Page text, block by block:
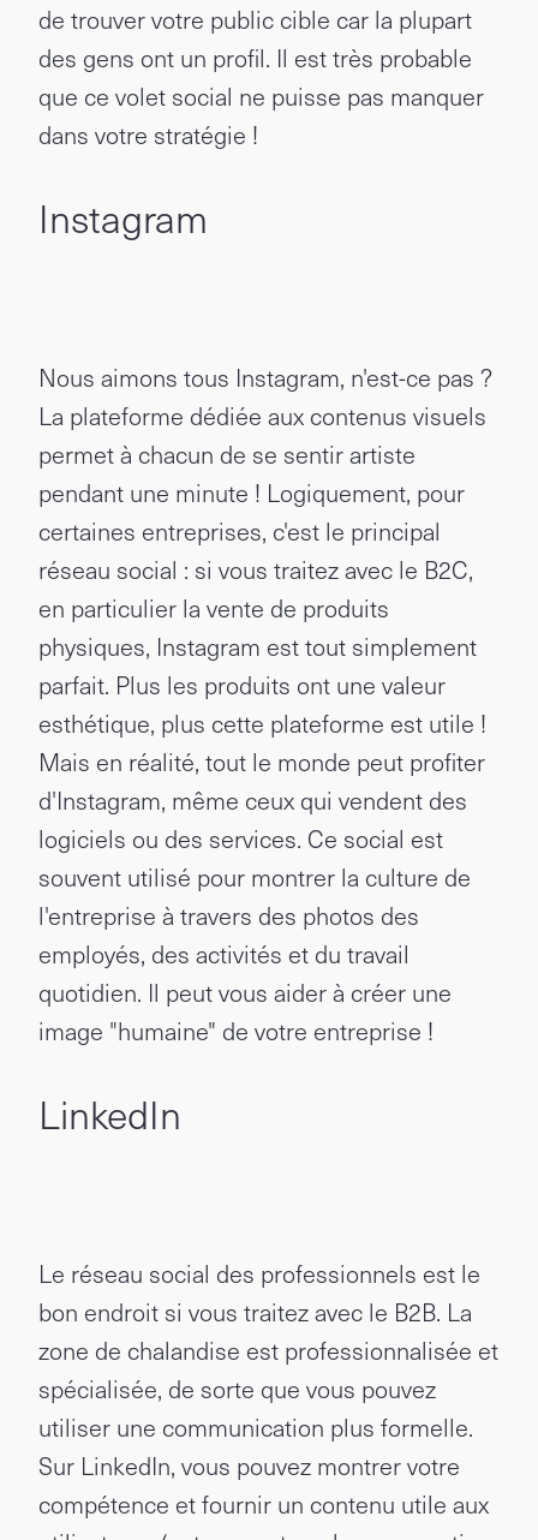
de trouver votre public cible car la plupart
des gens ont un profil. Il est très probable
que ce volet social ne puisse pas manquer
dans votre stratégie !
Instagram
Nous aimons tous Instagram, n'est-ce pas ?
La plateforme dédiée aux contenus visuels
permet à chacun de se sentir artiste
pendant une minute ! Logiquement, pour
certaines entreprises, c'est le principal
réseau social : si vous traitez avec le B2C,
en particulier la vente de produits
physiques, Instagram est tout simplement
parfait. Plus les produits ont une valeur
esthétique, plus cette plateforme est utile !
Mais en réalité, tout le monde peut profiter
d'Instagram, même ceux qui vendent des
logiciels ou des services. Ce social est
souvent utilisé pour montrer la culture de
l'entreprise à travers des photos des
employés, des activités et du travail
quotidien. Il peut vous aider à créer une
image "humaine" de votre entreprise !
LinkedIn
Le réseau social des professionnels est le
bon endroit si vous traitez avec le B2B. La
zone de chalandise est professionnalisée et
spécialisée, de sorte que vous pouvez
utiliser une communication plus formelle.
Sur LinkedIn, vous pouvez montrer votre
compétence et fournir un contenu utile aux